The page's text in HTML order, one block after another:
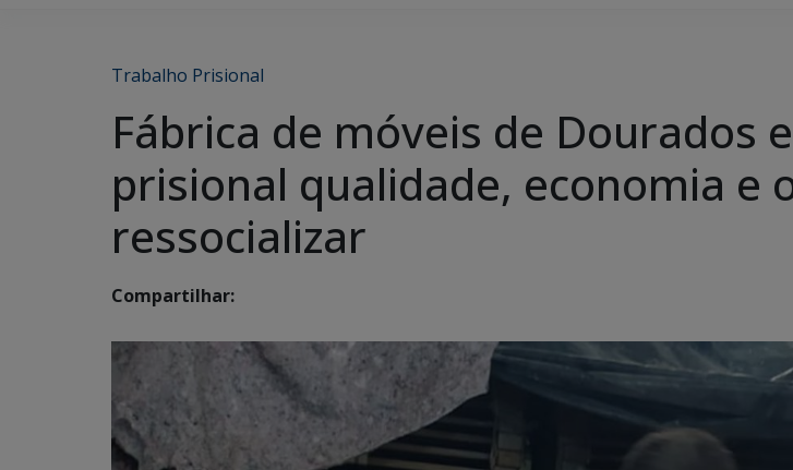
Trabalho Prisional
Fábrica de móveis de Dourados
prisional qualidade, economia e
ressocializar
Compartilhar: